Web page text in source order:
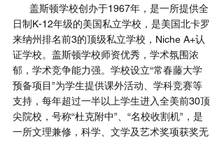
盖斯顿学校创办于1967年，是一所提供全
日制K-12年级的美国私立学校，是美国北卡罗
来纳州排名前3的顶级私立学校，Niche A+认
证学校。盖斯顿学校师资优秀，学术氛围浓
郁，学术竞争能力强。学校设立“常春藤大学
预备项目”为学生提供课外活动、学科竞赛等
支持，每年超过一半以上学生进入全美前30顶
尖院校，号称“杜克附中”、“名校收割机”，是
一所文理兼修，科学、文学及艺术奖项获奖无